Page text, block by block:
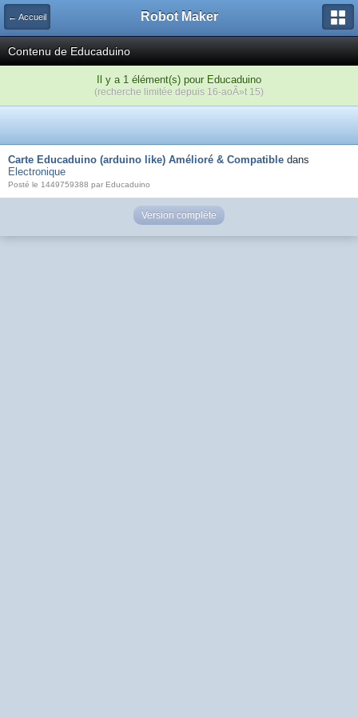
← Accueil Robot Maker
Contenu de Educaduino
Il y a 1 élément(s) pour Educaduino
(recherche limitée depuis 16-aoÃ»t 15)
Carte Educaduino (arduino like) Amélioré & Compatible dans
Electronique
Posté le 1449759388 par Educaduino
Version complète